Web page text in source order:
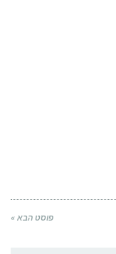
פוסט הבא »